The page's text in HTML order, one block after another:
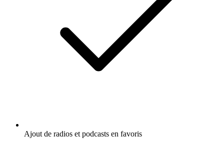
Ajout de radios et podcasts en favoris